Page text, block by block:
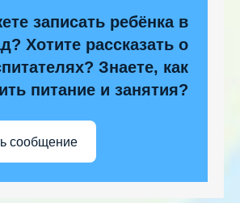
записать ребёнка в
Хотите рассказать о
Знаете, как
питание и занятия?
сообщение